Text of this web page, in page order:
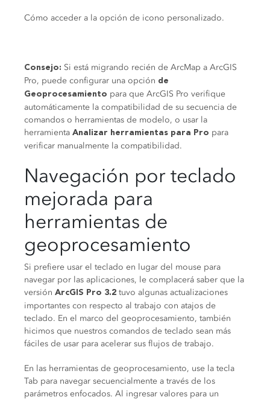
Cómo acceder a la opción de icono personalizado.
Consejo: Si está migrando recién de ArcMap a ArcGIS
Pro, puede configurar una opción de
Geoprocesamiento para que ArcGIS Pro verifique
automáticamente la compatibilidad de su secuencia de
comandos o herramientas de modelo, o usar la
herramienta Analizar herramientas para Pro para
verificar manualmente la compatibilidad.
Navegación por teclado
mejorada para
herramientas de
geoprocesamiento
Si prefiere usar el teclado en lugar del mouse para
navegar por las aplicaciones, le complacerá saber que la
versión ArcGIS Pro 3.2 tuvo algunas actualizaciones
importantes con respecto al trabajo con atajos de
teclado. En el marco del geoprocesamiento, también
hicimos que nuestros comandos de teclado sean más
fáciles de usar para acelerar sus flujos de trabajo.
En las herramientas de geoprocesamiento, use la tecla
Tab para navegar secuencialmente a través de los
parámetros enfocados. Al ingresar valores para un